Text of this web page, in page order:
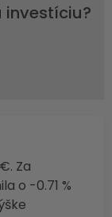
investíciu?
Za
o -0.71 %